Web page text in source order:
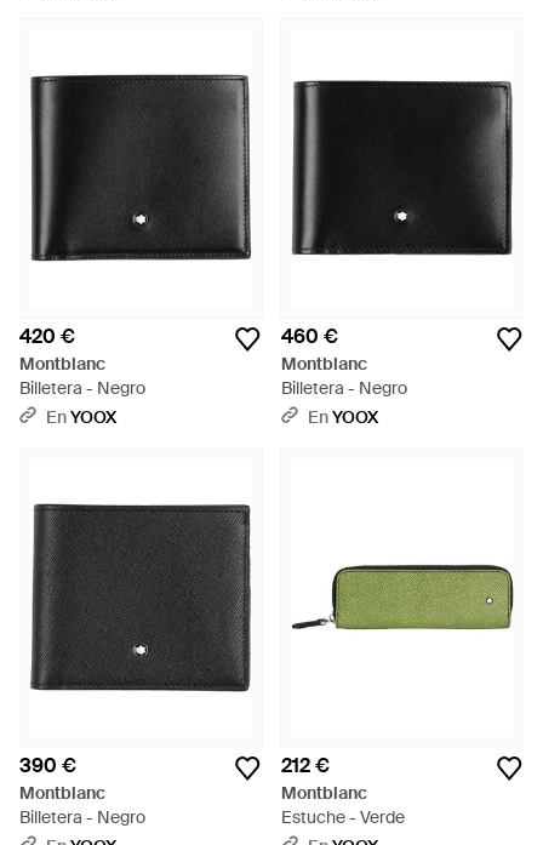
420 €
Montblanc
Billetera - Negro
EnYOOX
460 €
Montblanc
Billetera - Negro
EnYOOX
390 €
Montblanc
Billetera - Negro
212 €
Montblanc
Estuche - Verde